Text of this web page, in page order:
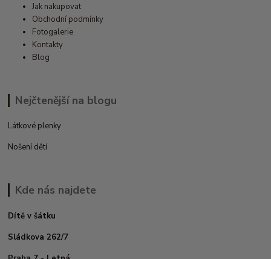
Jak nakupovat
Obchodní podmínky
Fotogalerie
Kontakty
Blog
Nejčtenější na blogu
Látkové plenky
Nošení dětí
Kde nás najdete
Dítě v šátku
Sládkova 262/7